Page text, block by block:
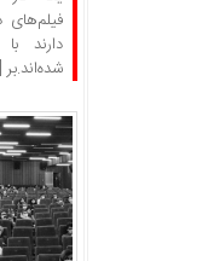
فیلم‌های
دارند